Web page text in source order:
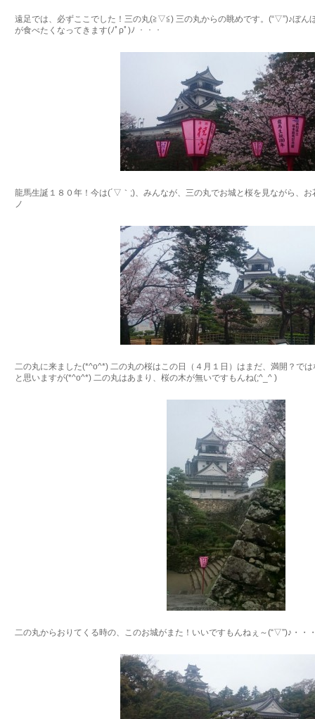
遠足では、必ずここでした！三の丸(≧▽≦) 三の丸からの眺めです。(“▽”)♪ぼん
が食べたくなってきます(ﾉﾟρﾟ)ﾉ ・・・
龍馬生誕１８０年！今は(´▽｀;)、みんなが、三の丸でお城と桜を見ながら、お
ノ
二の丸に来ました(*^o^*) 二の丸の桜はこの日（４月１日）はまだ、満開？で
と思いますが(*^o^*) 二の丸はあまり、桜の木が無いですもんね(;^_^ )
二の丸からおりてくる時の、このお城がまた！いいですもんねぇ～(“▽”)♪・・